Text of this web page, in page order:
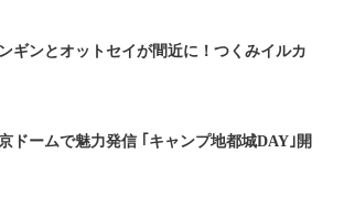
ンギンとオットセイが間近に！つくみイルカ
ドームで魅力発信 ｢キャンプ地都城DAY｣開